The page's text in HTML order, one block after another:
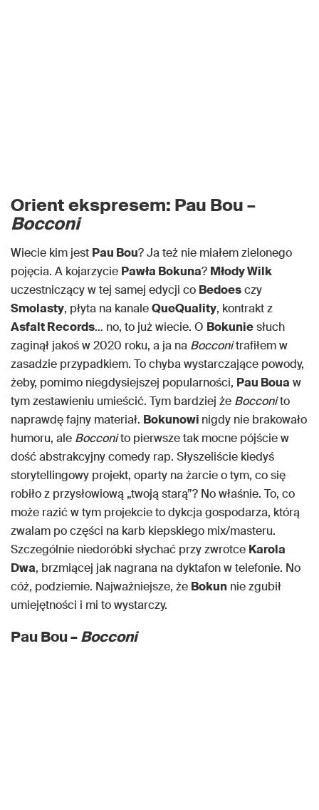
Orient ekspresem: Pau Bou –
Bocconi
Wiecie kim jest Pau Bou? Ja też nie miałem zielonego
pojęcia. A kojarzycie Pawła Bokuna? Młody Wilk
uczestniczący w tej samej edycji co Bedoesczy
Smolasty, płyta na kanaleQueQuality, kontrakt z
Asfalt Records… no, to już wiecie. O Bokuniesłuch
zaginął jakoś w 2020 roku, a ja na Bocconitrafiłem w
zasadzie przypadkiem. To chyba wystarczające powody,
żeby, pomimo niegdysiejszej popularności, Pau Boua w
tym zestawieniu umieścić. Tym bardziej że Bocconito
naprawdę fajny materiał. Bokunowi nigdy nie brakowało
humoru, ale Bocconito pierwsze tak mocne pójście w
dość abstrakcyjny comedy rap. Słyszeliście kiedyś
storytellingowy projekt, oparty na żarcie o tym, co się
robiło z przysłowiową „twoją starą”? No właśnie. To, co
może razić w tym projekcie to dykcja gospodarza, którą
zwalam po części na karb kiepskiego mix/masteru.
Szczególnie niedoróbki słychać przy zwrotce Karola
Dwa, brzmiącej jak nagrana na dyktafon w telefonie. No
cóż, podziemie. Najważniejsze, że Bokun nie zgubił
umiejętności i mi to wystarczy.
Pau Bou –Bocconi